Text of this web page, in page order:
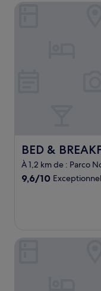
BED &
BED &
À 1,2 km de : Parco
9.6
9,6/10 Exceptionnel